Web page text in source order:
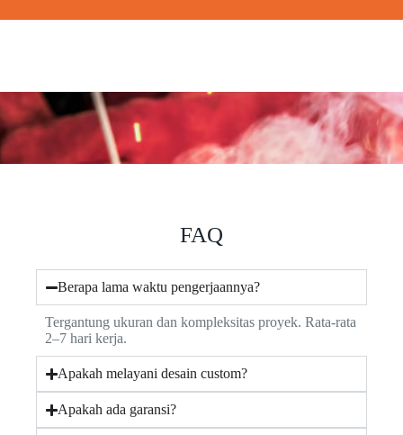
FAQ
Berapa lama waktu pengerjaannya?
Tergantung ukuran dan kompleksitas proyek. Rata-rata
2–7 hari kerja.
Apakah melayani desain custom?
Apakah ada garansi?